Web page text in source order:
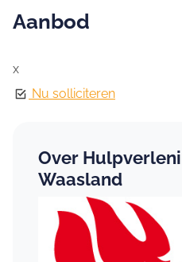
Aanbod
x
Nu solliciteren
Over
Waasland